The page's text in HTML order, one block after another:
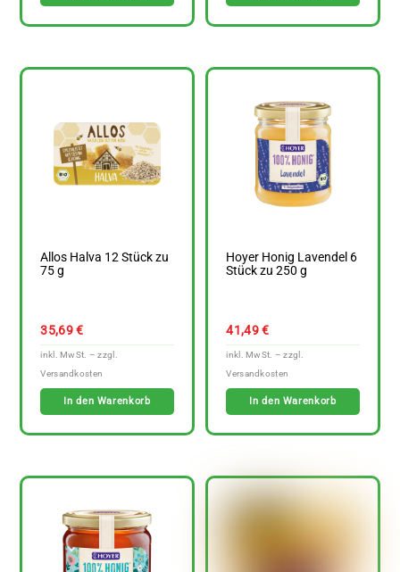
Allos Halva 12 Stück zu
75 g
35,69€
In den Warenkorb
Hoyer Honig Lavendel 6
Stück zu 250 g
41,49€
In den Warenkorb